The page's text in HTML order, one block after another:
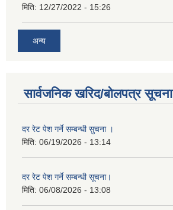
मिति: 12/27/2022 - 15:26
अन्य
सार्वजनिक खरिद/बोलपत्र सूचना
दर रेट पेश गर्ने सम्बन्धी सुचना ।
मिति: 06/19/2026 - 13:14
दर रेट पेश गर्ने सम्बन्धी सूचना।
मिति: 06/08/2026 - 13:08